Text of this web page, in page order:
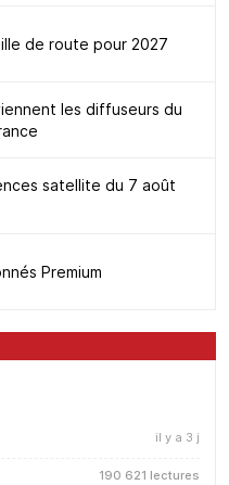
de route pour 2027
les diffuseurs du
satellite du 7 août
Premium
il y a 3 j
190 621 lectures